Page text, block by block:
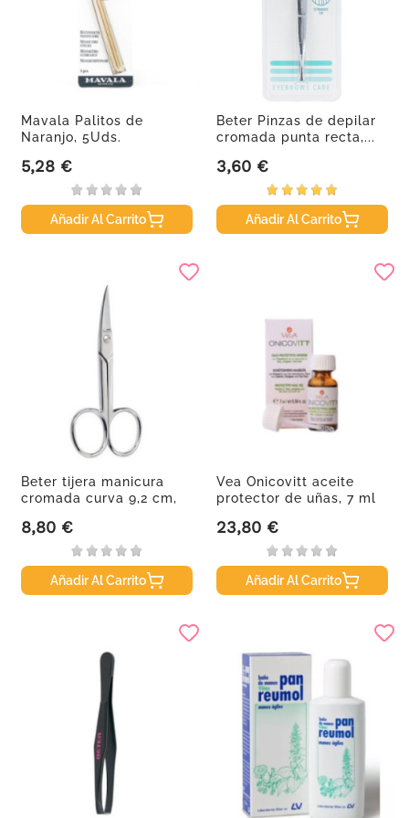
Mavala Palitos de
Naranjo, 5Uds.
Precio
5,28 €
Añadir Al Carrito
Beter Pinzas de depilar
cromada punta recta,...
Precio
3,60 €
Añadir Al Carrito
Beter tijera manicura
cromada curva 9,2 cm,
Precio
8,80 €
Añadir Al Carrito
Vea Onicovitt aceite
protector de uñas, 7 ml
Precio
23,80 €
Añadir Al Carrito